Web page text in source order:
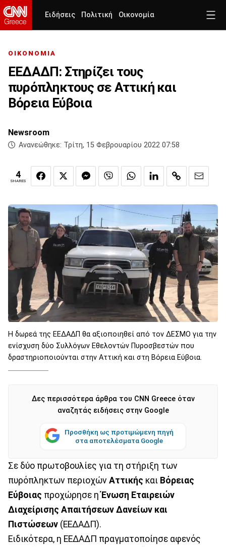
Ειδήσεις Πολιτική Οικονομία
ΟΙΚΟΝΟΜΙΑ
ΕΕΔΑΔΠ: Στηρίζει τους
πυρόπληκτους σε Αττική και
Βόρεια Εύβοια
Newsroom
Ανανεώθηκε: Τρίτη, 15 Φεβρουαρίου 2022 07:58
4
SHARES
H δωρεά της ΕΕΔΑΔΠ θα αξιοποιηθεί από τον ΔΕΣΜΟ για την
ενίσχυση δύο Συλλόγων Εθελοντών Πυροσβεστών που
δραστηριοποιούνται στην Αττική και στη Βόρεια Εύβοια.
Δες περισσότερα άρθρα του CNN Greece όταν
αναζητάς ειδήσεις στην Google
Προσθήκη ως προτιμώμενη πηγή
στα αποτελέσματα Google
Σε δύο πρωτοβουλίες για τη στήριξη των
πυρόπληκτων περιοχών Αττικής και Βόρειας
Εύβοιας προχώρησε ηΈνωση Εταιρειών
Διαχείρισης Απαιτήσεων Δανείων και
Πιστώσεων (ΕΕΔΑΔΠ).
Ειδικότερα, η ΕΕΔΑΔΠ πραγματοποίησε αφενός